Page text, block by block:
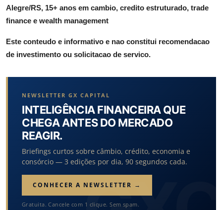
Alegre/RS, 15+ anos em cambio, credito estruturado, trade
finance e wealth management
Este conteudo e informativo e nao constitui recomendacao
de investimento ou solicitacao de servico.
NEWSLETTER GX CAPITAL
INTELIGÊNCIA FINANCEIRA QUE
CHEGA ANTES DO MERCADO
REAGIR.
Briefings curtos sobre câmbio, crédito, economia e
consórcio — 3 edições por dia, 90 segundos cada.
CONHECER A NEWSLETTER →
Gratuita. Cancele com 1 clique. Sem spam.